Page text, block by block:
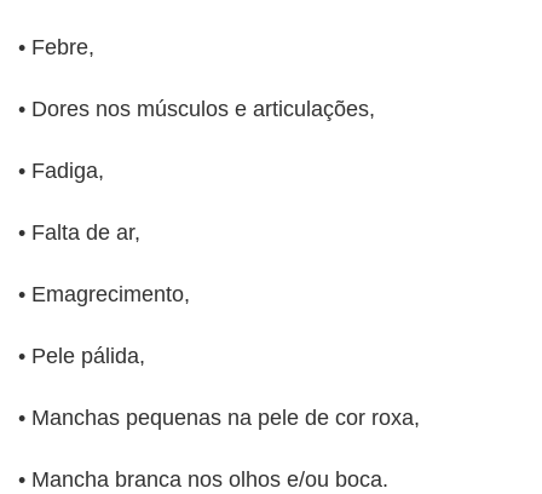
• Febre,
• Dores nos músculos e articulações,
• Fadiga,
• Falta de ar,
• Emagrecimento,
• Pele pálida,
• Manchas pequenas na pele de cor roxa,
• Mancha branca nos olhos e/ou boca.